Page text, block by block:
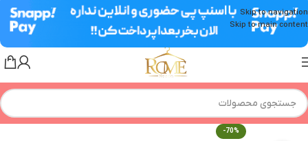
Skip to navigation
Skip to main content
-70%